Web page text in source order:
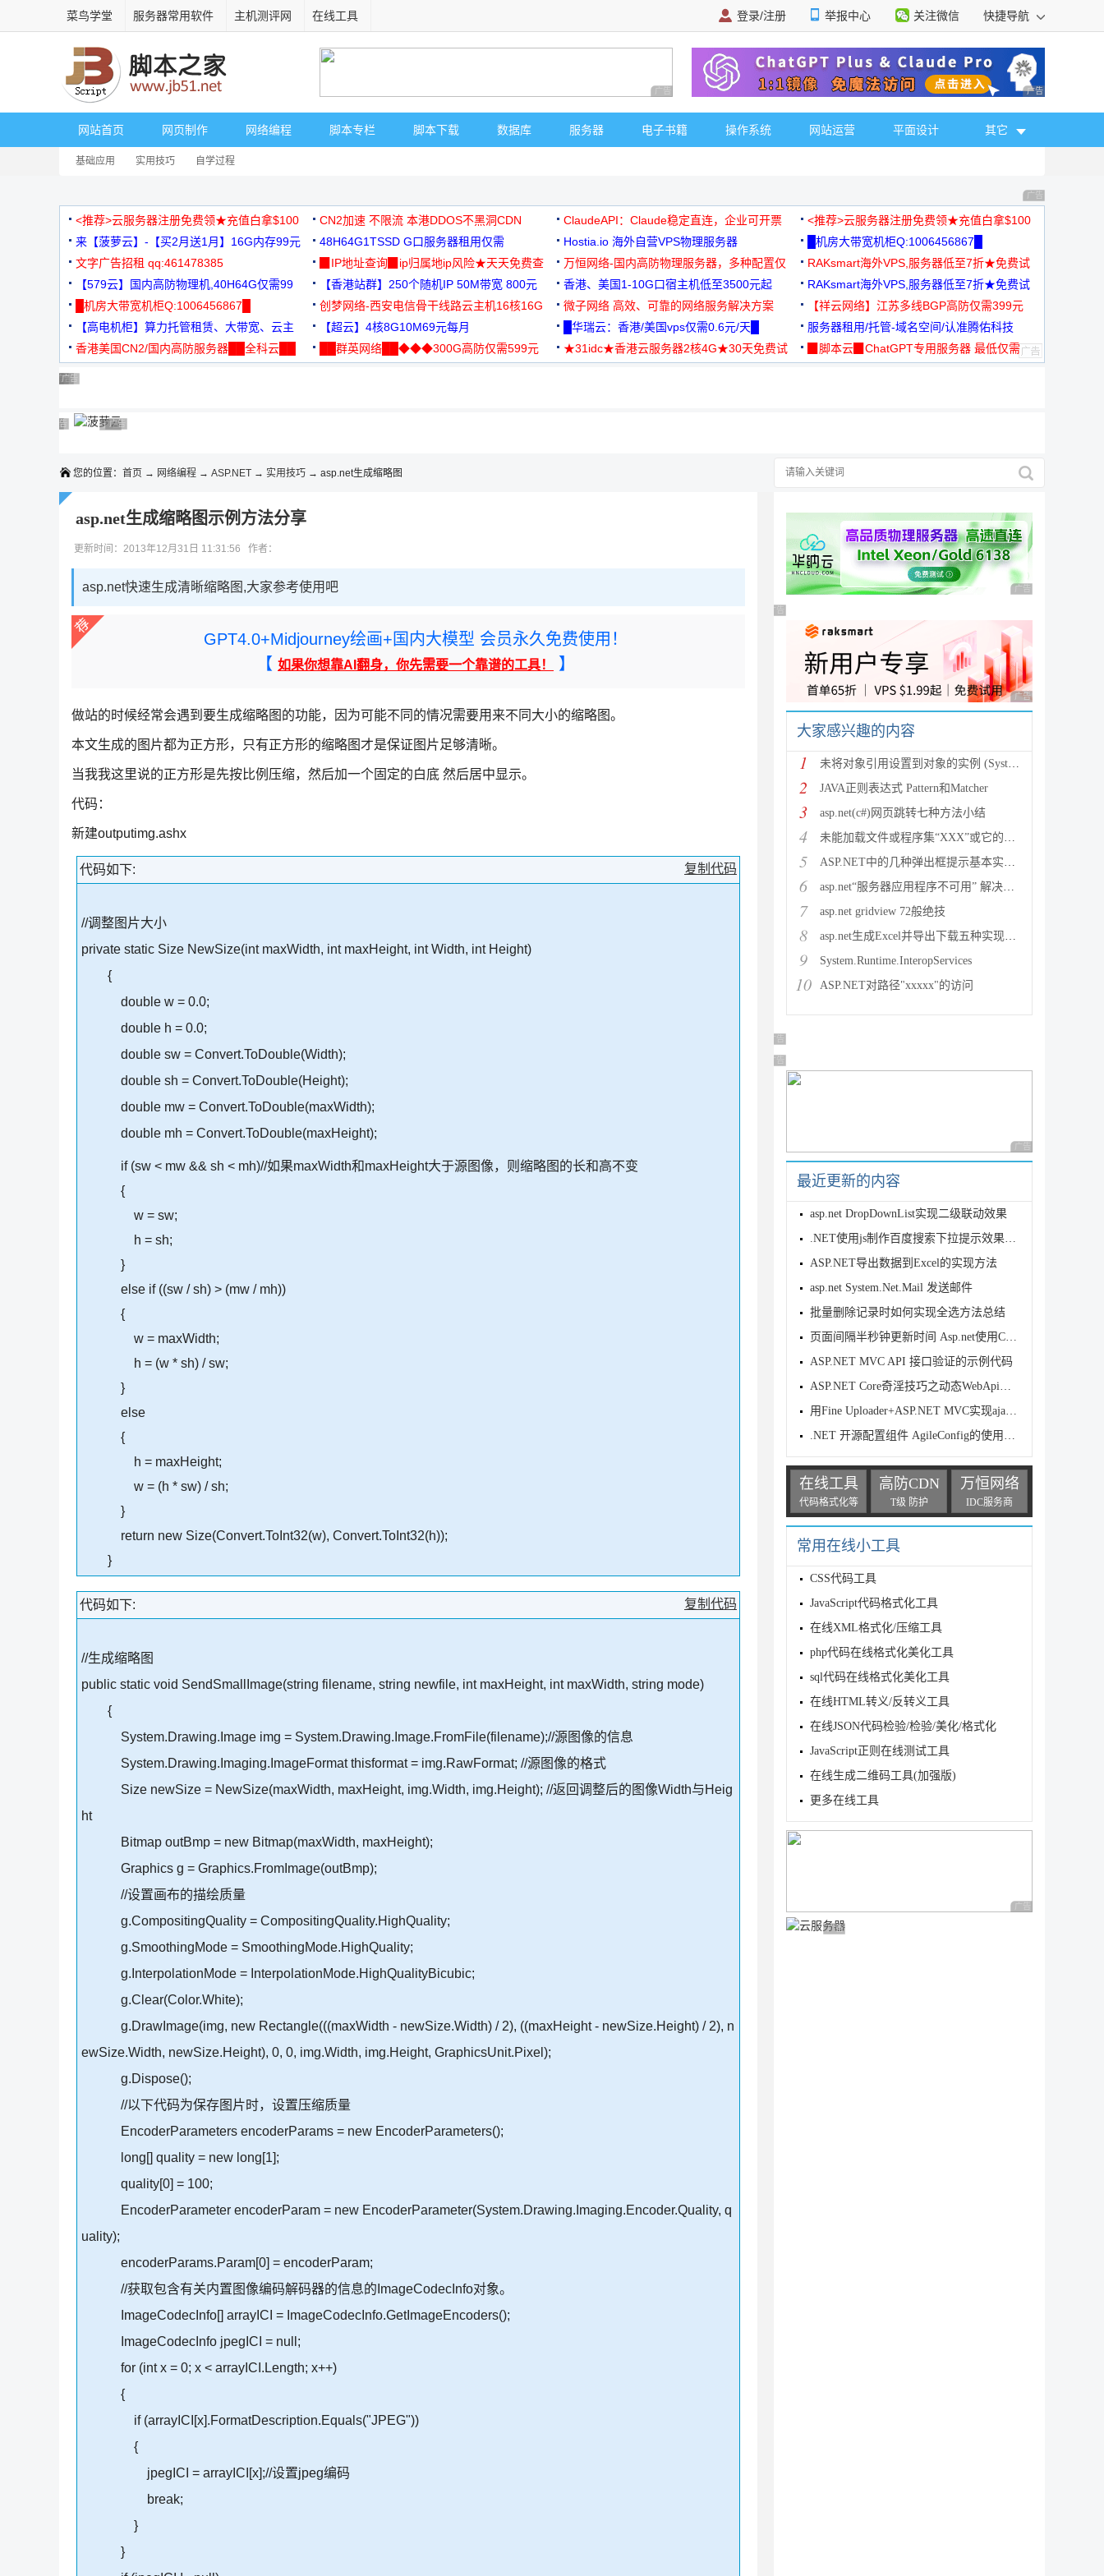
菜鸟学堂 服务器常用软件 主机测评网 在线工具 登录/注册 举报中心 关注微信 快捷导航
广告 商业广告，理性选择 广告 商业广告，理
网站首页 网页制作 网络编程 脚本专栏 脚本下载 数据库 服务器 电子书籍 操作系统 网站运营 平面设计 其它
基础应用 实用技巧 自学过程
广告 商业广告，理
<推荐>云服务器注册免费领★充值白拿$100 CN2加速 不限流 本港DDOS不黑洞CDN ClaudeAPI：Claude稳定直连，企业可开票
<推荐>云服务器注册免费领★充值白拿$100
来【菠萝云】-【买2月送1月】16G内存99元
48H64G1TSSD G口服务器租用仅需
3000+可免费测试
Hostia.io 海外自营VPS物理服务器
█机房大带宽机柜Q:1006456867█
文字广告招租 qq:461478385
▉IP地址查询▉ip归属地ip风险★天天免费查
万恒网络-国内高防物理服务器，多种配置仅
99元/月起
RAKsmart海外VPS,服务器低至7折★免费试
用★
【579云】国内高防物理机,40H64G仅需99
元
【香港站群】250个随机IP 50M带宽 800元 香港、美国1-10G口宿主机低至3500元起
RAKsmart海外VPS,服务器低至7折★免费试
用★
█机房大带宽机柜Q:1006456867█
创梦网络-西安电信骨干线路云主机16核16G
88元/月
微子网络 高效、可靠的网络服务解决方案
【祥云网络】江苏多线BGP高防仅需399元
【高电机柜】算力托管租赁、大带宽、云主
机
【超云】4核8G10M69元每月 █华瑞云：香港/美国vps仅需0.6元/天█
服务器租用/托管-域名空间/认准腾佑科技
香港美国CN2/国内高防服务器██全科云██
██群英网络██◆◆◆300G高防仅需599元
★31idc★香港云服务器2核4G★30天免费试
▉脚本云▉ChatGPT专用服务器 最低仅需
广告 商业广告，理性选择
广告 商业广告，理性选择
广告 商业广告，理性选择
广告 商业广告，理性选择
广告 商业广告，理性选择
广告 商业广告，理性选择
广告 商业广告，理性选择
广告 商业广告，理性选择广告 商业广告，理性选择
广告 商业广告，理性选择
您的位置： 首页 → 网络编程 → ASP.NET → 实用技巧 → asp.net生成缩略图
asp.net生成缩略图示例方法分享
更新时间：2013年12月31日 11:31:56 作者：
asp.net快速生成清晰缩略图,大家参考使用吧
GPT4.0+Midjourney绘画+国内大模型 会员永久免费使用！
【 如果你想靠AI翻身，你先需要一个靠谱的工具！ 】
做站的时候经常会遇到要生成缩略图的功能，因为可能不同的情况需要用来不同大小的缩略图。
本文生成的图片都为正方形，只有正方形的缩略图才是保证图片足够清晰。
当我我这里说的正方形是先按比例压缩，然后加一个固定的白底 然后居中显示。
代码：
新建outputimg.ashx
复制代码
代码如下:
//调整图片大小
private static Size NewSize(int maxWidth, int maxHeight, int Width, int Height)
{
double w = 0.0;
double h = 0.0;
double sw = Convert.ToDouble(Width);
double sh = Convert.ToDouble(Height);
double mw = Convert.ToDouble(maxWidth);
double mh = Convert.ToDouble(maxHeight);
if (sw < mw && sh < mh)//如果maxWidth和maxHeight大于源图像，则缩略图的长和高不变
{
w = sw;
h = sh;
}
else if ((sw / sh) > (mw / mh))
{
w = maxWidth;
h = (w * sh) / sw;
}
else
{
h = maxHeight;
w = (h * sw) / sh;
}
return new Size(Convert.ToInt32(w), Convert.ToInt32(h));
}
复制代码
代码如下:
//生成缩略图
public static void SendSmallImage(string filename, string newfile, int maxHeight, int maxWidth, string mode)
{
System.Drawing.Image img = System.Drawing.Image.FromFile(filename);//源图像的信息
System.Drawing.Imaging.ImageFormat thisformat = img.RawFormat; //源图像的格式
Size newSize = NewSize(maxWidth, maxHeight, img.Width, img.Height); //返回调整后的图像Width与Heig
ht
Bitmap outBmp = new Bitmap(maxWidth, maxHeight);
Graphics g = Graphics.FromImage(outBmp);
//设置画布的描绘质量
g.CompositingQuality = CompositingQuality.HighQuality;
g.SmoothingMode = SmoothingMode.HighQuality;
g.InterpolationMode = InterpolationMode.HighQualityBicubic;
g.Clear(Color.White);
g.DrawImage(img, new Rectangle(((maxWidth - newSize.Width) / 2), ((maxHeight - newSize.Height) / 2), n
ewSize.Width, newSize.Height), 0, 0, img.Width, img.Height, GraphicsUnit.Pixel);
g.Dispose();
//以下代码为保存图片时，设置压缩质量
EncoderParameters encoderParams = new EncoderParameters();
long[] quality = new long[1];
quality[0] = 100;
EncoderParameter encoderParam = new EncoderParameter(System.Drawing.Imaging.Encoder.Quality, q
uality);
encoderParams.Param[0] = encoderParam;
//获取包含有关内置图像编码解码器的信息的ImageCodecInfo对象。
ImageCodecInfo[] arrayICI = ImageCodecInfo.GetImageEncoders();
ImageCodecInfo jpegICI = null;
for (int x = 0; x < arrayICI.Length; x++)
{
if (arrayICI[x].FormatDescription.Equals("JPEG"))
{
jpegICI = arrayICI[x];//设置jpeg编码
break;
}
}
广告 商业广告，理性
广告 商业广告，理性选择
广告 商业广告，理性
大家感兴趣的内容
1 未将对象引用设置到对象的实例 (System.NullRef
2 JAVA正则表达式 Pattern和Matcher
3 asp.net(c#)网页跳转七种方法小结
4 未能加载文件或程序集“XXX”或它的某一个依赖项。试图加载格
5 ASP.NET中的几种弹出框提示基本实现方法
6 asp.net“服务器应用程序不可用” 解决方法
7 asp.net gridview 72般绝技
8 asp.net生成Excel并导出下载五种实现方法
9 System.Runtime.InteropServices
10 ASP.NET对路径"xxxxx"的访问
广告 商业广告，理性选择
广告 商业广告，理性选择
广告 商业广告，理性
最近更新的内容
asp.net DropDownList实现二级联动效果
.NET使用js制作百度搜索下拉提示效果(不是局部刷新)实现思路
ASP.NET导出数据到Excel的实现方法
asp.net System.Net.Mail 发送邮件
批量删除记录时如何实现全选方法总结
页面间隔半秒钟更新时间 Asp.net使用Comet开发http长连接示例分
ASP.NET MVC API 接口验证的示例代码
ASP.NET Core奇淫技巧之动态WebApi的实现
用Fine Uploader+ASP.NET MVC实现ajax文件上传[代
.NET 开源配置组件 AgileConfig的使用简介
在线工具
代码格式化等
高防CDN
T级 防护
万恒网络
IDC服务商
常用在线小工具
CSS代码工具
JavaScript代码格式化工具
在线XML格式化/压缩工具
php代码在线格式化美化工具
sql代码在线格式化美化工具
在线HTML转义/反转义工具
在线JSON代码检验/检验/美化/格式化
JavaScript正则在线测试工具
在线生成二维码工具(加强版)
更多在线工具
广告 商业广告，理性
广告 商业广告，理性选择